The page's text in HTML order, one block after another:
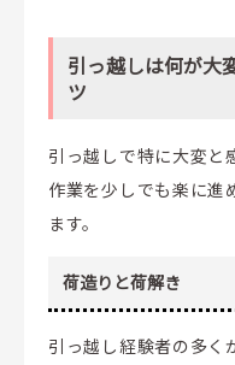
引っ越しは何が大
ツ
引っ越しで特に大変と
作業を少しでも楽に進
ます。
荷造りと荷解き
引っ越し経験者の多く